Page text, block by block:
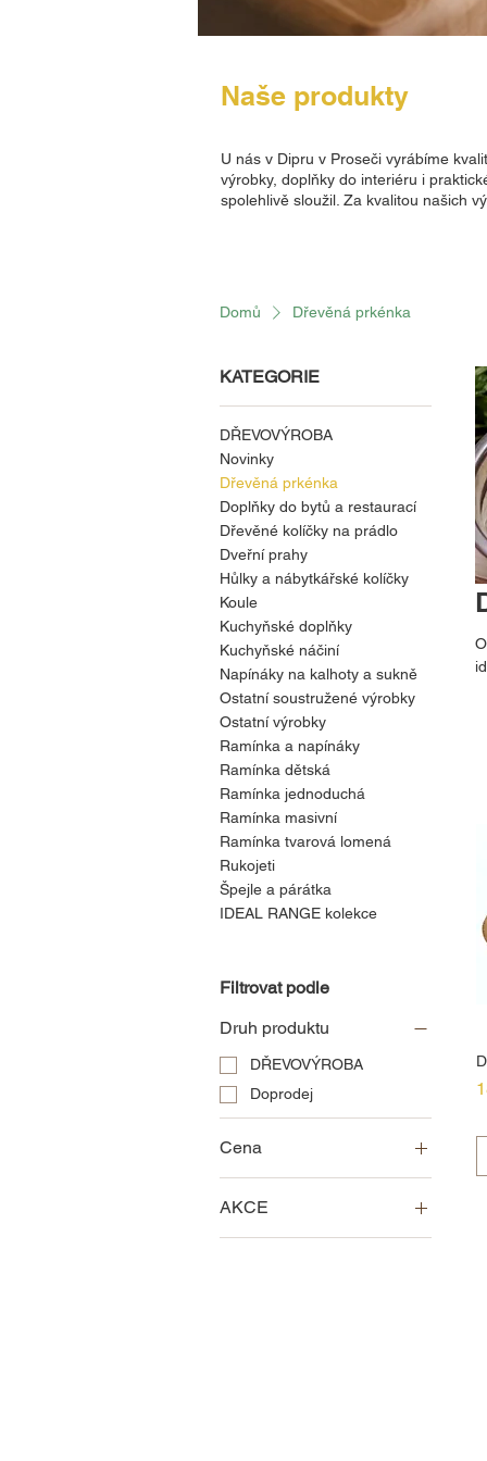
Naše produkty
U nás v Dipru v Proseči vyrábíme
výrobky, doplňky do interiéru i
spolehlivě sloužil. Za kvalitou našich
Domů Dřevěná prkénka
KATEGORIE
DŘEVOVÝROBA
Novinky
Dřevěná prkénka
Doplňky do bytů a restaurací
Dřevěné kolíčky na prádlo
Dveřní prahy
Hůlky a nábytkářské kolíčky
Koule
Kuchyňské doplňky
Kuchyňské náčiní
Napínáky na kalhoty a sukně
Ostatní soustružené výrobky
Ostatní výrobky
Ramínka a napínáky
Ramínka dětská
Ramínka jednoduchá
Ramínka masivní
Ramínka tvarová lomená
Rukojeti
Špejle a párátka
IDEAL RANGE kolekce
Filtrovat podle
Druh produktu
DŘEVOVÝROBA
Doprodej
Cena
50 Kč 1 444 Kč
AKCE
Doprodej